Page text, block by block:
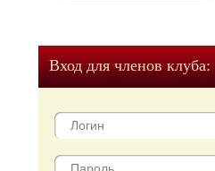
Вход для членов клуба: